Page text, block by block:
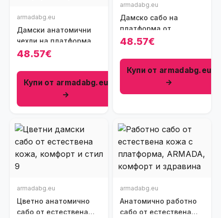
armadabg.eu
Дамски анатомични
чехли на платформа
от естествена кожа
48.57€
Купи от armadabg.eu
→
armadabg.eu
Дамско сабо на
платформа от
естествена кожа
48.57€
Купи от armadabg.eu
→
armadabg.eu
Цветно анатомично
сабо от естествена
armadabg.eu
Анатомично работно
сабо от естествена